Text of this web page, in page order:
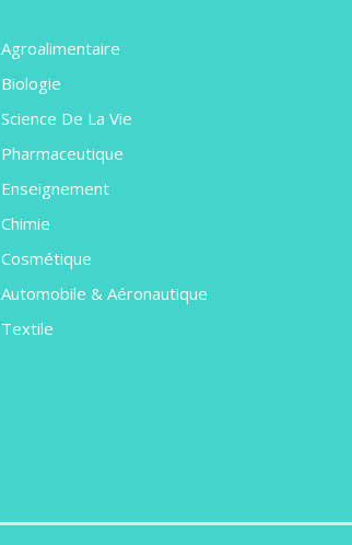
Agroalimentaire
Biologie
Science De La Vie
Pharmaceutique
Enseignement
Chimie
Cosmétique
Automobile & Aéronautique
Textile